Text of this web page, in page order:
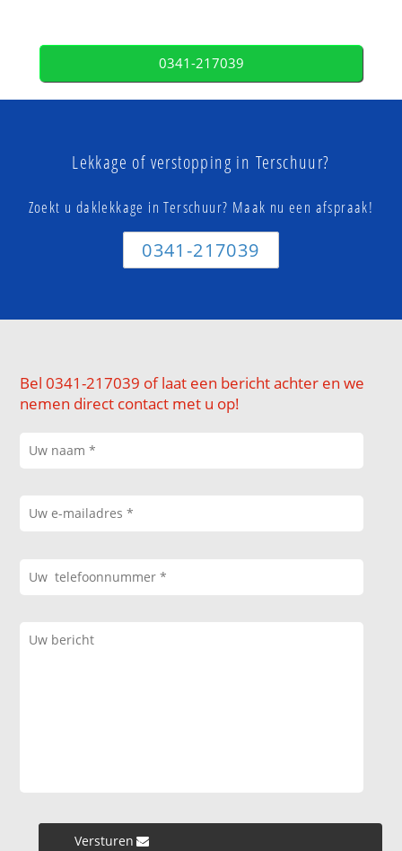
0341-217039
Lekkage of verstopping in Terschuur?
Zoekt u daklekkage in Terschuur? Maak nu een afspraak!
0341-217039
Bel 0341-217039 of laat een bericht achter en we
nemen direct contact met u op!
Versturen »